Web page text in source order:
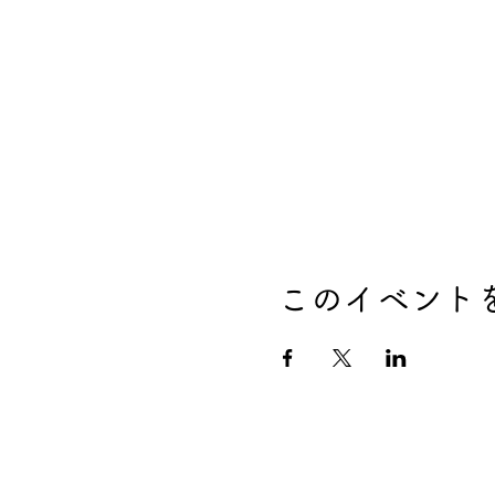
このイベント